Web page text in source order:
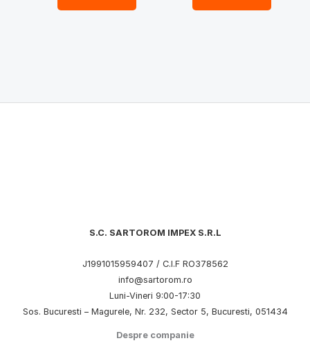
S.C. SARTOROM IMPEX S.R.L
J1991015959407 / C.I.F RO378562
info@sartorom.ro
Luni-Vineri 9:00-17:30
Sos. Bucuresti – Magurele, Nr. 232, Sector 5, Bucuresti, 051434
Despre companie